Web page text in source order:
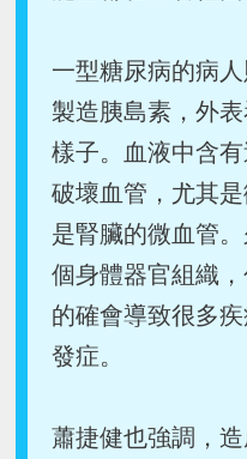
一型糖尿病的病
製造胰島素，外
樣子。血液中含
破壞血管，尤其
是腎臟的微血管
個身體器官組織
的確會導致很多
發症。
蕭捷健也強調，